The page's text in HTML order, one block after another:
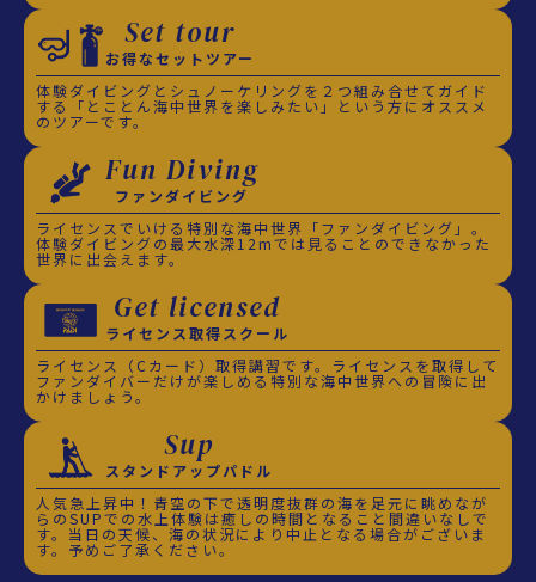
Set tour
お得なセットツアー
体験ダイビングとシュノーケリングを２つ組み合せてガイド
する「とことん海中世界を楽しみたい」という方にオススメ
のツアーです。
Fun Diving
ファンダイビング
ライセンスでいける特別な海中世界「ファンダイビング」。
体験ダイビングの最大水深12mでは見ることのできなかった
世界に出会えます。
Get licensed
ライセンス取得スクール
ライセンス（Cカード）取得講習です。ライセンスを取得して
ファンダイバーだけが楽しめる特別な海中世界への冒険に出
かけましょう。
Sup
スタンドアップパドル
人気急上昇中！青空の下で透明度抜群の海を足元に眺めなが
らのSUPでの水上体験は癒しの時間となること間違いなしで
す。当日の天候、海の状況により中止となる場合がございま
す。予めご了承ください。